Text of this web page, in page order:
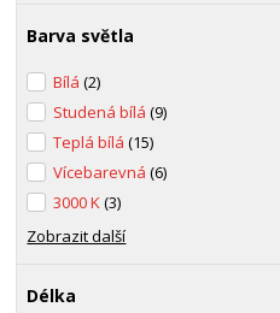
Barva světla
Bílá(2)
Studená bílá(9)
Teplá bílá(15)
Vícebarevná(6)
3000 K(3)
Zobrazit další
Délka